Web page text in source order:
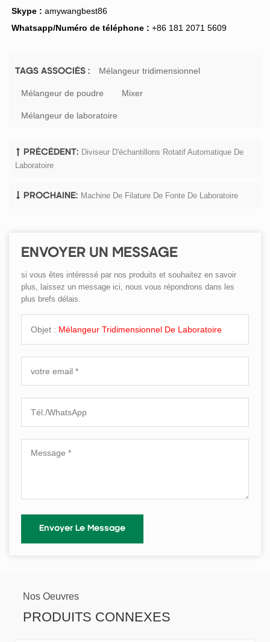
Skype : amywangbest86
Whatsapp/Numéro de téléphone : +86 181 2071 5609
TAGS ASSOCIÉS : Mélangeur tridimensionnel
Mélangeur de poudre Mixer
Mélangeur de laboratoire
PRÉCÉDENT: Diviseur D'échantillons Rotatif Automatique De
Laboratoire
PROCHAINE: Machine De Filature De Fonte De Laboratoire
ENVOYER UN MESSAGE
si vous êtes intéressé par nos produits et souhaitez en savoir
plus, laissez un message ici, nous vous répondrons dans les
plus brefs délais.
Objet : Mélangeur Tridimensionnel De Laboratoire
Nos Oeuvres
PRODUITS CONNEXES